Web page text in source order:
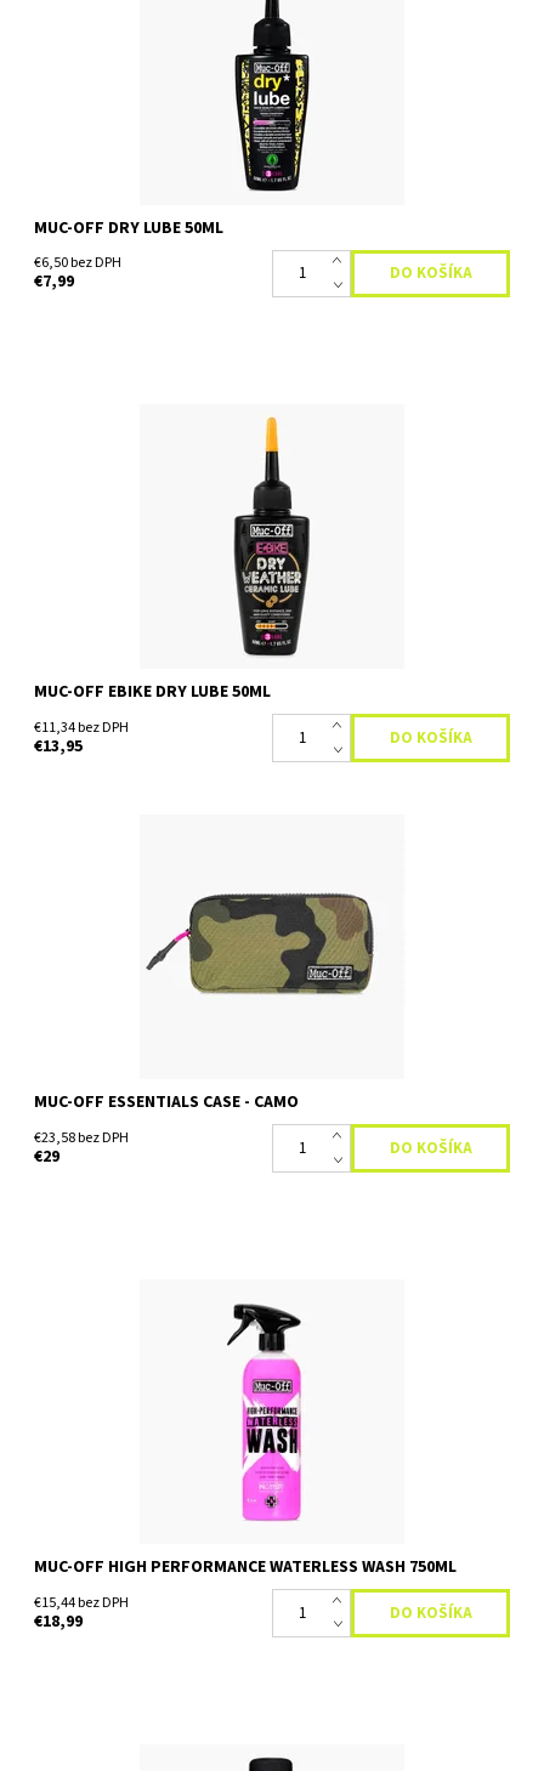
penetračné vlastnosti, ktoré zabezpečujú, že mazivo je hnané
MUC-OFF DRY LUBE 50ML
€6,50 bez DPH
€7,99
Keramické mazivo na reťaz e-bike Muc-Off eBike Dry Weather
Chain Lube 50ml - je keramické mazivo na reťaz elektrobicykla do
suchých a prašných podmienok. Vlastné...
MUC-OFF EBIKE DRY LUBE 50ML
€11,34 bez DPH
€13,95
Navrhli sme praktické riešenie na ukladanie drobností,...
Skladom
MUC-OFF ESSENTIALS CASE - CAMO
€23,58 bez DPH
€29
Čistiaci prostiedok - bez použitia vody Muc-Off High Performance
Waterless Wash 750ml je rýchly a ľahko použiteľný sprej, ktorý
čistí a leští v priebehu niekoľkých sekúnd...
MUC-OFF HIGH PERFORMANCE WATERLESS WASH 750ML
€15,44 bez DPH
€18,99